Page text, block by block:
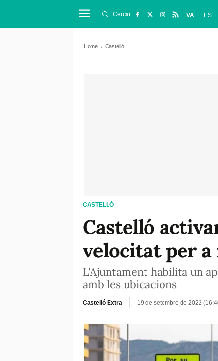
Cercar VA ES
Home Castelló
CASTELLÓ
Castelló
velocitat per
L'Ajuntament habilita un
amb les ubicacions
Castelló Extra 19 de setembre de 2022